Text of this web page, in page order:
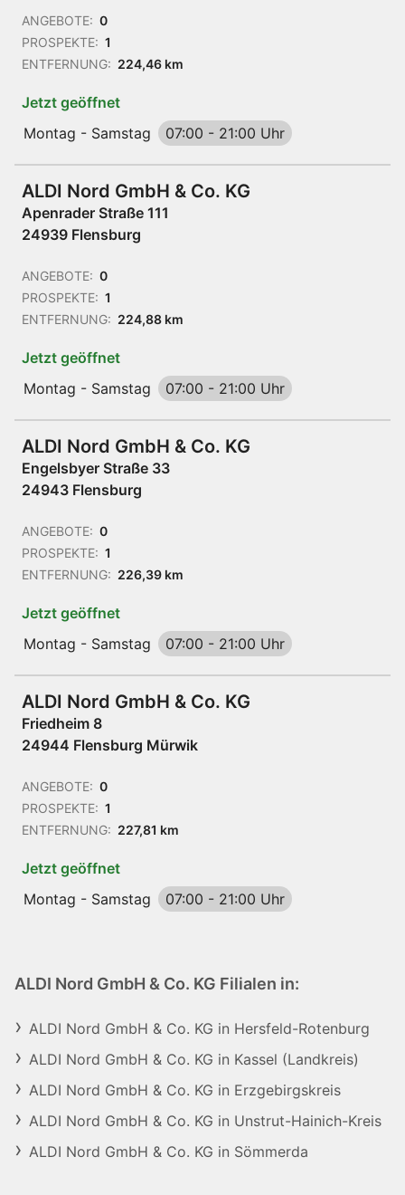
ANGEBOTE: 0
PROSPEKTE: 1
ENTFERNUNG: 224,46 km
Jetzt geöffnet
Montag - Samstag
07:00 - 21:00 Uhr
ALDI Nord GmbH & Co. KG
Apenrader Straße 111
24939 Flensburg
ANGEBOTE: 0
PROSPEKTE: 1
ENTFERNUNG: 224,88 km
Jetzt geöffnet
Montag - Samstag
07:00 - 21:00 Uhr
ALDI Nord GmbH & Co. KG
Engelsbyer Straße 33
24943 Flensburg
ANGEBOTE: 0
PROSPEKTE: 1
ENTFERNUNG: 226,39 km
Jetzt geöffnet
Montag - Samstag
07:00 - 21:00 Uhr
ALDI Nord GmbH & Co. KG
Friedheim 8
24944 Flensburg Mürwik
ANGEBOTE: 0
PROSPEKTE: 1
ENTFERNUNG: 227,81 km
Jetzt geöffnet
Montag - Samstag
07:00 - 21:00 Uhr
ALDI Nord GmbH & Co. KG Filialen in:
ALDI Nord GmbH & Co. KG in Hersfeld-Rotenburg
ALDI Nord GmbH & Co. KG in Kassel (Landkreis)
ALDI Nord GmbH & Co. KG in Erzgebirgskreis
ALDI Nord GmbH & Co. KG in Unstrut-Hainich-Kreis
ALDI Nord GmbH & Co. KG in Sömmerda